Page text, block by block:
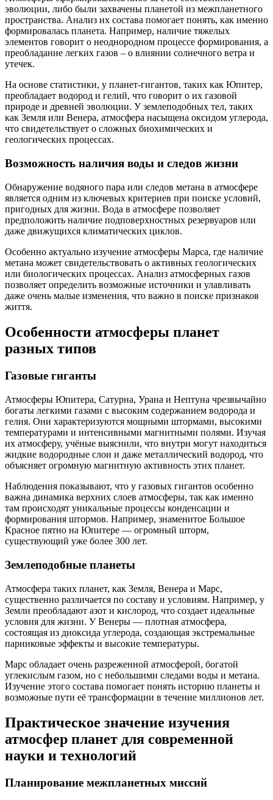
эволюции, либо были захвачены планетой из межпланетного
пространства. Анализ их состава помогает понять, как именно
формировалась планета. Например, наличие тяжелых
элементов говорит о неоднородном процессе формирования, а
преобладание легких газов – о влиянии солнечного ветра и
утечек.
На основе статистики, у планет-гигантов, таких как Юпитер,
преобладает водород и гелий, что говорит о их газовой
природе и древней эволюции. У землеподобных тел, таких
как Земля или Венера, атмосфера насыщена оксидом углерода,
что свидетельствует о сложных биохимических и
геологических процессах.
Возможность наличия воды и следов жизни
Обнаружение водяного пара или следов метана в атмосфере
является одним из ключевых критериев при поиске условий,
пригодных для жизни. Вода в атмосфере позволяет
предположить наличие подповерхностных резервуаров или
даже движущихся климатических циклов.
Особенно актуально изучение атмосферы Марса, где наличие
метана может свидетельствовать о активных геологических
или биологических процессах. Анализ атмосферных газов
позволяет определить возможные источники и улавливать
даже очень малые изменения, что важно в поиске признаков
життя.
Особенности атмосферы планет
разных типов
Газовые гиганты
Атмосферы Юпитера, Сатурна, Урана и Нептуна чрезвычайно
богаты легкими газами с высоким содержанием водорода и
гелия. Они характеризуются мощными штормами, высокими
температурами и интенсивными магнитными полями. Изучая
их атмосферу, учёные выяснили, что внутри могут находиться
жидкие водородные слои и даже металлический водород, что
объясняет огромную магнитную активность этих планет.
Наблюдения показывают, что у газовых гигантов особенно
важна динамика верхних слоев атмосферы, так как именно
там происходят уникальные процессы конденсации и
формирования штормов. Например, знаменитое Большое
Красное пятно на Юпитере — огромный шторм,
существующий уже более 300 лет.
Землеподобные планеты
Атмосфера таких планет, как Земля, Венера и Марс,
существенно различается по составу и условиям. Например, у
Земли преобладают азот и кислород, что создает идеальные
условия для жизни. У Венеры — плотная атмосфера,
состоящая из диоксида углерода, создающая экстремальные
парниковые эффекты и высокие температуры.
Марс обладает очень разреженной атмосферой, богатой
углекислым газом, но с небольшими следами воды и метана.
Изучение этого состава помогает понять историю планеты и
возможные пути её трансформации в течение миллионов лет.
Практическое значение изучения
атмосфер планет для современной
науки и технологий
Планирование межпланетных миссий